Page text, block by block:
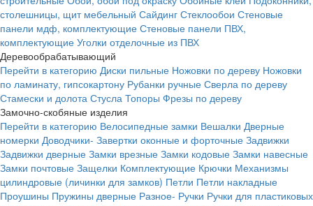
столешницы, щит мебельный Сайдинг Стеклообои Стеновые
панели мдф, комплектующие Стеновые панели ПВХ,
комплектующие Уголки отделочные из ПВХ
Деревообрабатывающий
Перейти в категорию Диски пильные Ножовки по дереву Ножовки
по ламинату, гипсокартону Рубанки ручные Сверла по дереву
Стамески и долота Стусла Топоры Фрезы по дереву
Замочно-скобяные изделия
Перейти в категорию Велосипедные замки Вешалки Дверные
номерки Доводчики- Завертки оконные и форточные Задвижки
Задвижки дверные Замки врезные Замки кодовые Замки навесные
Замки почтовые Защелки Комплектующие Крючки Механизмы
цилиндровые (личинки для замков) Петли Петли накладные
Проушины Пружины дверные Разное- Ручки Ручки для пластиковых